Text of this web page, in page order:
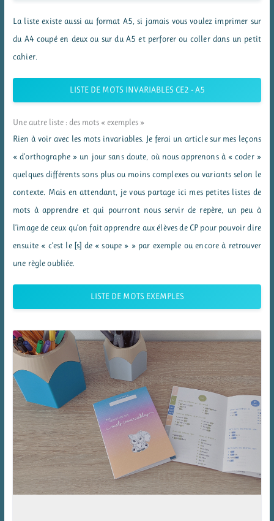
La liste existe aussi au format A5, si jamais vous voulez imprimer sur
du A4 coupé en deux ou sur du A5 et perforer ou coller dans un petit
cahier.
LISTE DE MOTS INVARIABLES CE2 - A5
Une autre liste : des mots « exemples »
Rien à voir avec les mots invariables. Je ferai un article sur mes leçons
« d’orthographe » un jour sans doute, où nous apprenons à « coder »
quelques différents sons plus ou moins complexes ou variants selon le
contexte. Mais en attendant, je vous partage ici mes petites listes de
mots à apprendre et qui pourront nous servir de repère, un peu à
l’image de ceux qu’on fait apprendre aux élèves de CP pour pouvoir dire
ensuite « c’est le [s] de « soupe » » par exemple ou encore à retrouver
une règle oubliée.
LISTE DE MOTS EXEMPLES